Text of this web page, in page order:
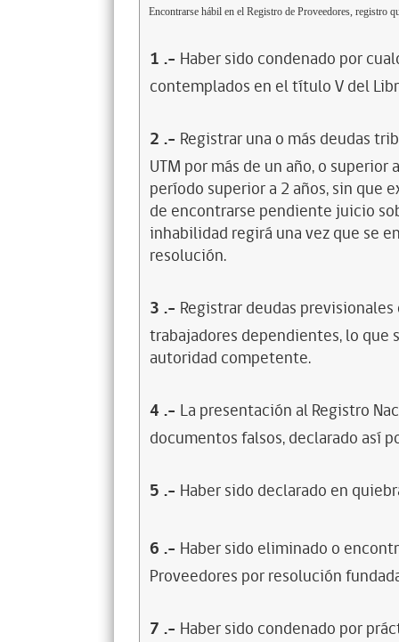
Encontrarse hábil en el Registro de Proveedores, registro
1 .- Haber sido condenado por
contemplados en el título V del
2 .- Registrar una o más deudas
UTM por más de un año, o
período superior a 2 años, sin que
de encontrarse pendiente juicio
inhabilidad regirá una vez que se
resolución.
3 .- Registrar deudas
trabajadores dependientes, lo
autoridad competente.
4 .- La presentación al Registro
documentos falsos, declarado así
5 .- Haber sido declarado en
6 .- Haber sido eliminado o
Proveedores por resolución
7 .- Haber sido condenado por